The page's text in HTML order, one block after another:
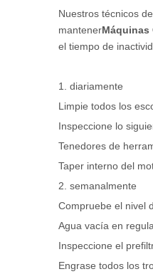
Nuestros técnicos
mantenerMáquinas
el tiempo de
1. diariamente
Limpie todos los
Inspeccione lo
Tenedores de
Taper interno del
2. semanalmente
Compruebe el nivel
Agua vacía en
Inspeccione el
Engrase todos los